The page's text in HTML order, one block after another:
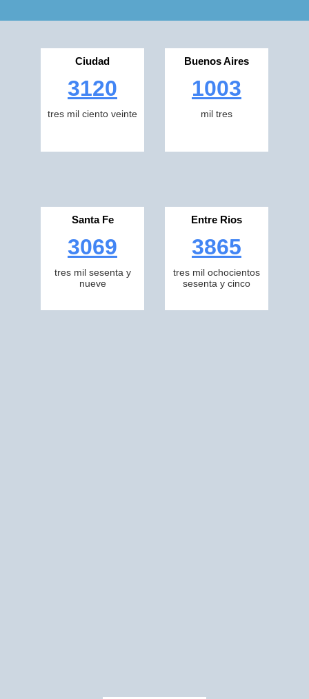
Ciudad
3120
tres mil ciento veinte
Buenos Aires
1003
mil tres
Santa Fe
3069
tres mil sesenta y
nueve
Entre Rios
3865
tres mil ochocientos
sesenta y cinco